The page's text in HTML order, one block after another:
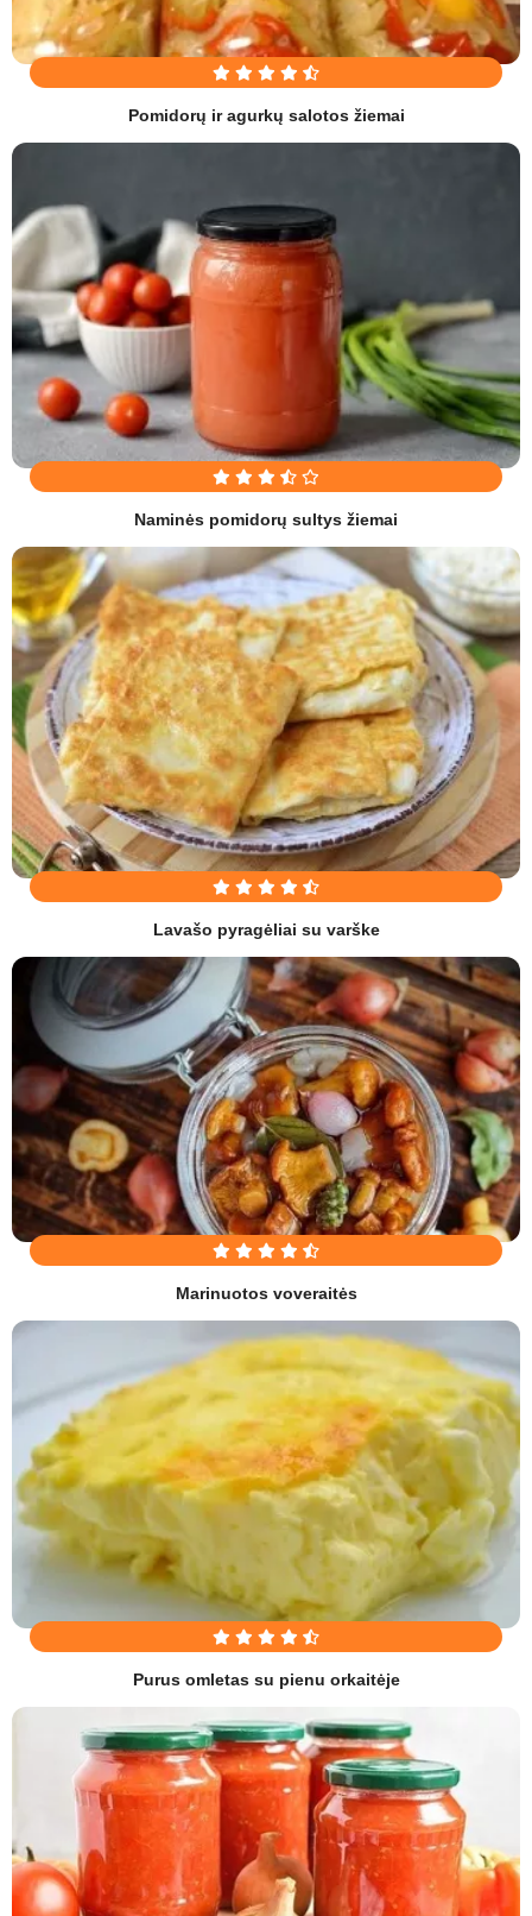
Pomidorų ir agurkų salotos žiemai
Naminės pomidorų sultys žiemai
Lavašo pyragėliai su varške
Marinuotos voveraitės
Purus omletas su pienu orkaitėje